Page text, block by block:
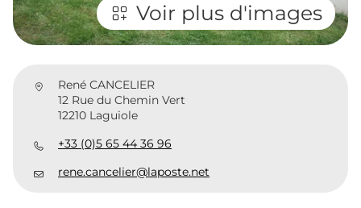
Voir plus d'images
René CANCELIER
12 Rue du Chemin Vert
12210 Laguiole
+33 (0)5 65 44 36 96
rene.cancelier@laposte.net